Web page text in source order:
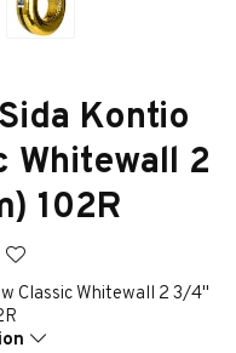
Kontio
Whitewall 2
102R
Classic Whitewall 2 3/4"